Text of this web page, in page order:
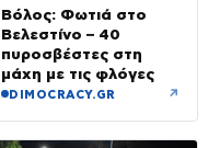
Βόλος: Φωτιά στο
Βελεστίνο – 40
πυροσβέστες στη
μάχη με τις φλόγες
DIMOCRACY.GR ↗